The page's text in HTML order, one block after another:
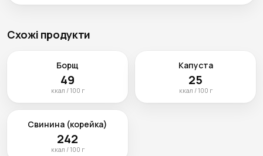
Схожі продукти
Борщ
49
ккал / 100 г
Капуста
25
ккал / 100 г
Свинина (корейка)
242
ккал / 100 г